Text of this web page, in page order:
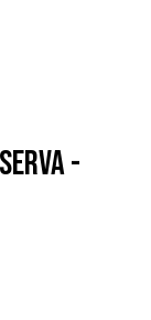
-